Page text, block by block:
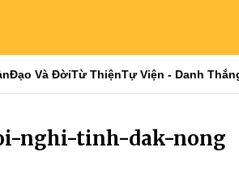
Đạo Và ĐờiTừ ThiệnTự Viện - Danh
nghi-tinh-dak-nong